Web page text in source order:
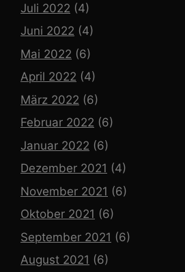
Juli 2022 (4)
Juni 2022 (4)
Mai 2022 (6)
April 2022 (4)
März 2022 (6)
Februar 2022 (6)
Januar 2022 (6)
Dezember 2021 (4)
November 2021 (6)
Oktober 2021 (6)
September 2021 (6)
August 2021 (6)